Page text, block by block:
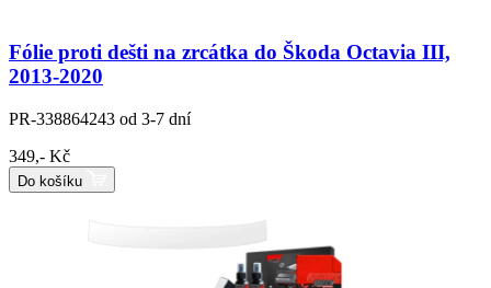
Fólie proti dešti na zrcátka do Škoda Octavia III,
2013-2020
PR-338864243 od 3-7 dní
349,- Kč
Do košíku